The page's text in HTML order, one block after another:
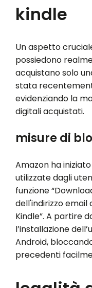
kindle
Un aspetto
possiedono
acquistano solo
stata
evidenziando la
digitali acquistati.
misure di
Amazon ha
utilizzate dagli
funzione
dell'indirizzo email
Kindle”. A partire
l’installazione
Android,
precedenti